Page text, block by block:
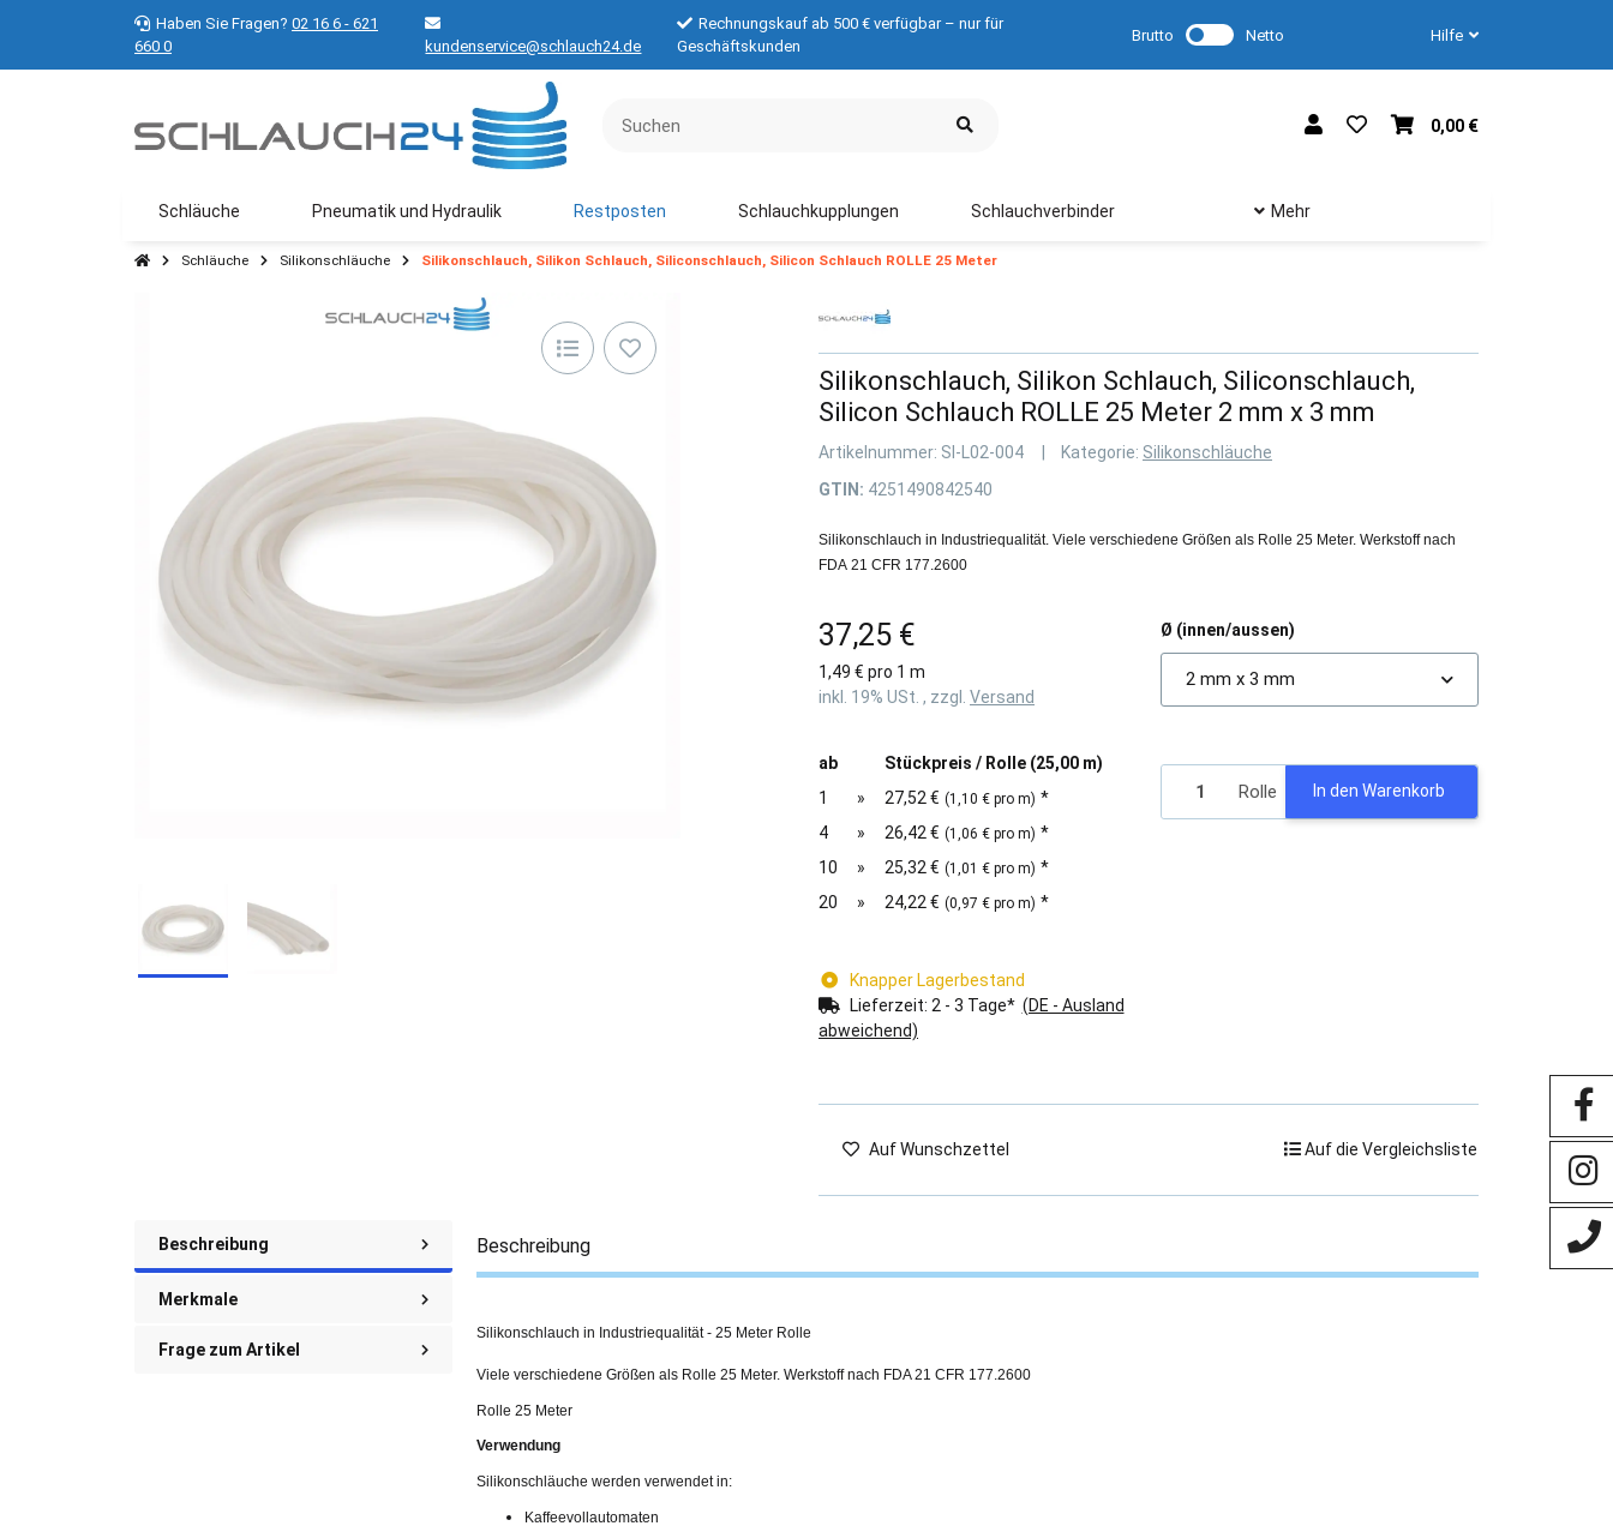
Haben Sie Fragen? 02 16 6 - 621
660 0
kundenservice@schlauch24.de
Rechnungskauf ab 500 € verfügbar – nur für
Geschäftskunden
Brutto Netto Hilfe
0,00 €
Schläuche Pneumatik und Hydraulik Restposten Schlauchkupplungen Schlauchverbinder Mehr
Schläuche Silikonschläuche Silikonschlauch, Silikon Schlauch, Siliconschlauch, Silicon Schlauch ROLLE 25 Meter
Silikonschlauch, Silikon Schlauch, Siliconschlauch,
Silicon Schlauch ROLLE 25 Meter 2 mm x 3 mm
Artikelnummer: SI-L02-004 Kategorie: Silikonschläuche
GTIN: 4251490842540
Silikonschlauch in Industriequalität. Viele verschiedene Größen als Rolle 25 Meter. Werkstoff nach
FDA 21 CFR 177.2600
37,25 €
1,49 € pro 1 m
inkl. 19% USt. , zzgl. Versand
ab
Stückpreis / Rolle (25,00 m)
1
» 27,52 € (1,10 € pro m) *
4
» 26,42 € (1,06 € pro m) *
10
» 25,32 € (1,01 € pro m) *
20
» 24,22 € (0,97 € pro m) *
Knapper Lagerbestand
Lieferzeit: 2 - 3 Tage* (DE - Ausland
abweichend)
Ø (innen/aussen)
2 mm x 3 mm
Rolle In den Warenkorb
Auf Wunschzettel Auf die Vergleichsliste
Beschreibung
Merkmale
Frage zum Artikel
Beschreibung
Silikonschlauch in Industriequalität - 25 Meter Rolle
Viele verschiedene Größen als Rolle 25 Meter. Werkstoff nach FDA 21 CFR 177.2600
Rolle 25 Meter
Verwendung
Silikonschläuche werden verwendet in:
Kaffeevollautomaten